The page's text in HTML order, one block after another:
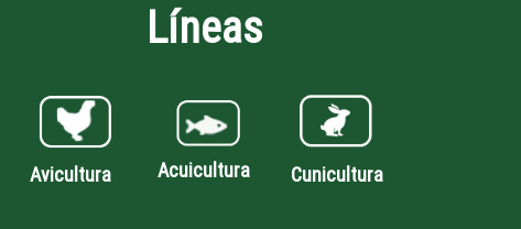
Líneas
Avicultura Acuicultura Cunicultura